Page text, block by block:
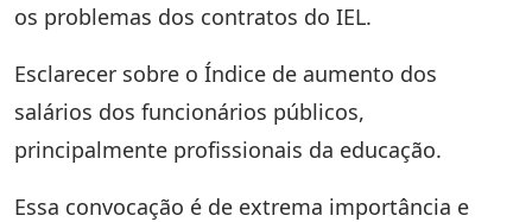
os problemas dos contratos do IEL.
Esclarecer sobre o Índice de aumento dos
salários dos funcionários públicos,
principalmente profissionais da educação.
Essa convocação é de extrema importância e